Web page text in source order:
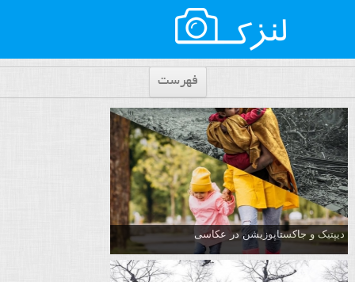
فهرست
دیپتیک و جاکستا‌پوزیشن در عکاسی